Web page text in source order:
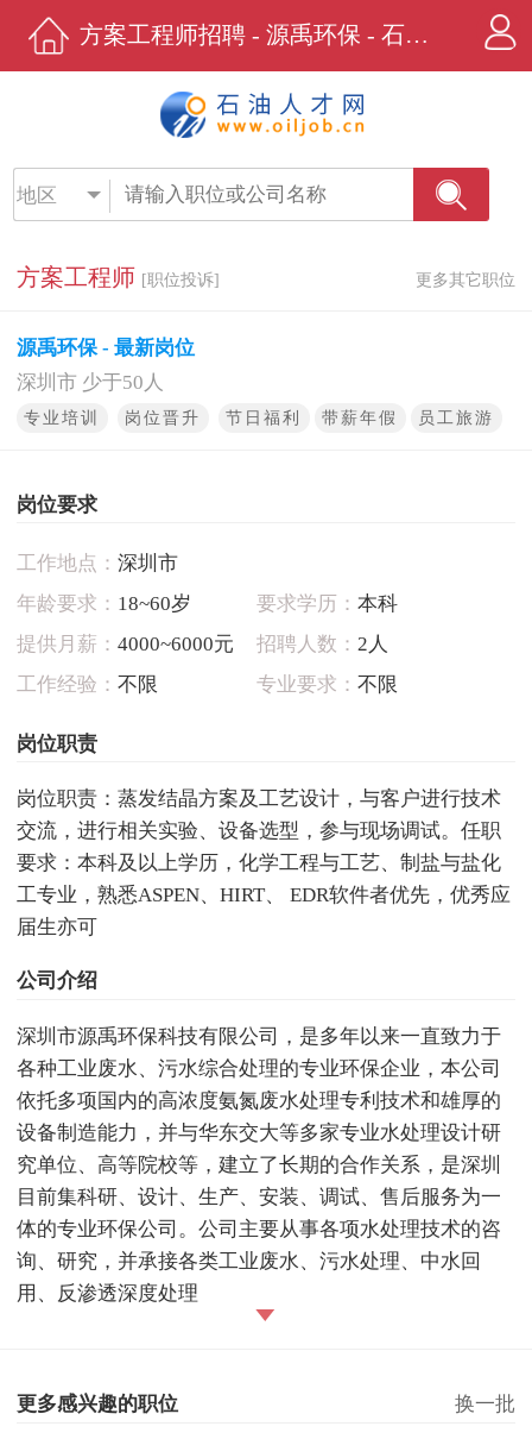
方案工程师招聘 - 源禹环保 - 石油人才网
地区
方案工程师 [职位投诉] 更多其它职位
源禹环保 - 最新岗位
深圳市 少于50人
专业培训 岗位晋升 节日福利 带薪年假 员工旅游
岗位要求
工作地点： 深圳市
年龄要求： 18~60岁 要求学历： 本科
提供月薪： 4000~6000元 招聘人数： 2人
工作经验： 不限 专业要求： 不限
岗位职责
岗位职责：蒸发结晶方案及工艺设计，与客户进行技术
交流，进行相关实验、设备选型，参与现场调试。任职
要求：本科及以上学历，化学工程与工艺、制盐与盐化
工专业，熟悉ASPEN、HIRT、 EDR软件者优先，优秀应
届生亦可
公司介绍
深圳市源禹环保科技有限公司，是多年以来一直致力于
各种工业废水、污水综合处理的专业环保企业，本公司
依托多项国内的高浓度氨氮废水处理专利技术和雄厚的
设备制造能力，并与华东交大等多家专业水处理设计研
究单位、高等院校等，建立了长期的合作关系，是深圳
目前集科研、设计、生产、安装、调试、售后服务为一
体的专业环保公司。公司主要从事各项水处理技术的咨
询、研究，并承接各类工业废水、污水处理、中水回
用、反渗透深度处理
更多感兴趣的职位 换一批